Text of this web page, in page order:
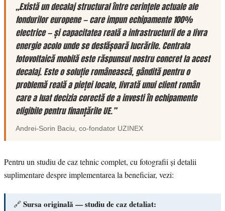
„Există un decalaj structural între cerințele actuale ale
fondurilor europene — care impun echipamente 100%
electrice — și capacitatea reală a infrastructurii de a livra
energie acolo unde se desfășoară lucrările. Centrala
fotovoltaică mobilă este răspunsul nostru concret la acest
decalaj. Este o soluție românească, gândită pentru o
problemă reală a pieței locale, livrată unui client român
care a luat decizia corectă de a investi în echipamente
eligibile pentru finanțările UE.”
Andrei-Sorin Baciu, co-fondator UZINEX
Pentru un studiu de caz tehnic complet, cu fotografii și detalii
suplimentare despre implementarea la beneficiar, vezi:
🔗 Sursa originală — studiu de caz detaliat: